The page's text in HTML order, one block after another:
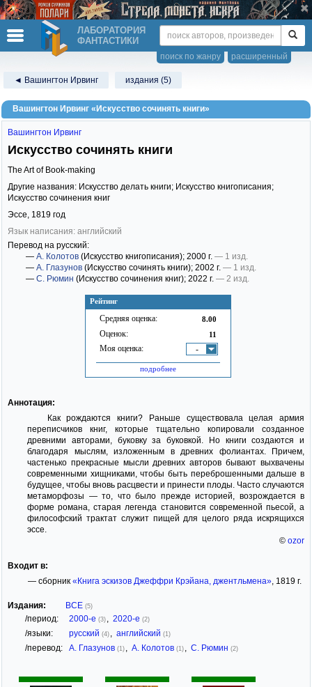
ЛАБОРАТОРИЯ
ФАНТАСТИКИ
расширенный
поиск по жанру
◄ Вашингтон Ирвинг издания (5)
Вашингтон Ирвинг «Искусство сочинять книги»
Рейтинг
Средняя оценка: 8.00
Оценок: 11
Моя оценка: -
подробнее
Вашингтон Ирвинг
Искусство сочинять книги
The Art of Book-making
Другие названия: Искусство делать книги; Искусство книгописания;
Искусство сочинения книг
Эссе, 1819 год
Язык написания: английский
Перевод на русский:
— А. Колотов (Искусство книгописания); 2000 г. — 1 изд.
— А. Глазунов (Искусство сочинять книги); 2002 г. — 1 изд.
— С. Рюмин (Искусство сочинения книг); 2022 г. — 2 изд.
Аннотация:
Как рождаются книги? Раньше существовала целая армия
переписчиков книг, которые тщательно копировали созданное
древними авторами, буковку за буковкой. Но книги создаются и
благодаря мыслям, изложенным в древних фолиантах. Причем,
частенько прекрасные мысли древних авторов бывают выхвачены
современными хищниками, чтобы быть переброшенными дальше в
будущее, чтобы вновь расцвести и принести плоды. Часто случаются
метаморфозы — то, что было прежде историей, возрождается в
форме романа, старая легенда становится современной пьесой, а
философский трактат служит пищей для целого ряда искрящихся
эссе.
© ozor
Входит в:
— сборник «Книга эскизов Джеффри Крэйана, джентльмена», 1819 г.
Издания: ВСЕ (5)
/период: 2000-е (3) 2020-е (2)
/языки: русский (4) английский (1)
/перевод: А. Глазунов (1) А. Колотов (1) С. Рюмин (2)